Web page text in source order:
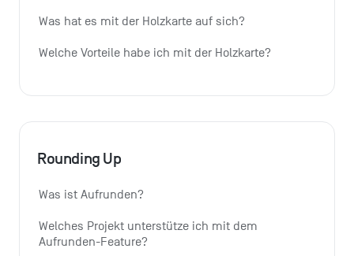
Was hat es mit der Holzkarte auf sich?
Welche Vorteile habe ich mit der Holzkarte?
Rounding Up
Was ist Aufrunden?
Welches Projekt unterstütze ich mit dem
Aufrunden-Feature?